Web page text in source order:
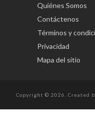
Quiénes Somos
Contáctenos
Términos y
Privacidad
Mapa del sitio
Copyright © 2026. Created